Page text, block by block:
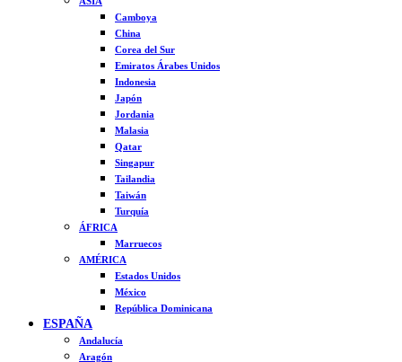
Camboya
China
Corea del Sur
Emiratos Árabes Unidos
Indonesia
Japón
Jordania
Malasia
Qatar
Singapur
Tailandia
Taiwán
Turquía
ÁFRICA
Marruecos
AMÉRICA
Estados Unidos
México
República Dominicana
ESPAÑA
Andalucía
Aragón